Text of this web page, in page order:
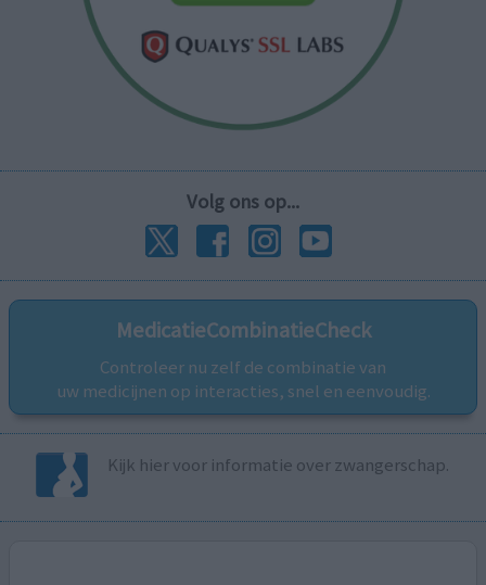
Volg ons op...
MedicatieCombinatieCheck
Controleer nu zelf de combinatie van
uw medicijnen op interacties, snel en eenvoudig.
Kijk hier voor informatie over zwangerschap.